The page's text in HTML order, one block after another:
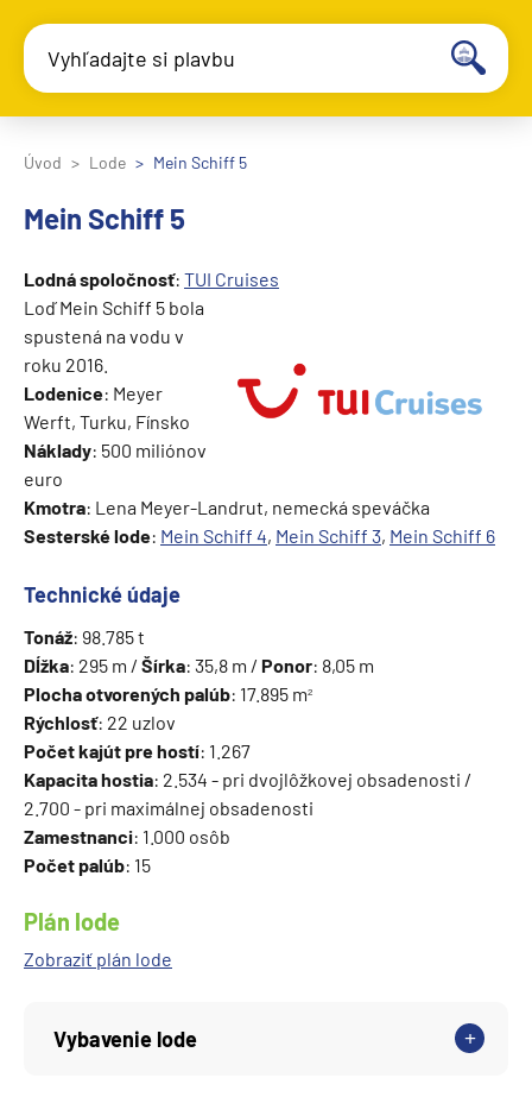
Vyhľadajte si plavbu
Úvod Lode Mein Schiff 5
Mein Schiff 5
Lodná spoločnosť: TUI Cruises
Loď Mein Schiff 5 bola
spustená na vodu v
roku 2016.
Lodenice: Meyer
Werft, Turku, Fínsko
Náklady: 500 miliónov
euro
Kmotra: Lena Meyer-Landrut, nemecká speváčka
Sesterské lode: Mein Schiff 4, Mein Schiff 3, Mein Schiff 6
Technické údaje
Tonáž: 98.785 t
Dĺžka: 295 m / Šírka: 35,8 m / Ponor: 8,05 m
Plocha otvorených palúb: 17.895 m²
Rýchlosť: 22 uzlov
Počet kajút pre hostí: 1.267
Kapacita hostia: 2.534 - pri dvojlôžkovej obsadenosti /
2.700 - pri maximálnej obsadenosti
Zamestnanci: 1.000 osôb
Počet palúb: 15
Plán lode
Zobraziť plán lode
Vybavenie lode